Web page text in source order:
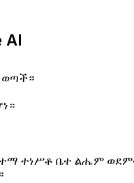
AI
ወጣች።
ተነሥቶ ቤተ ልሔም